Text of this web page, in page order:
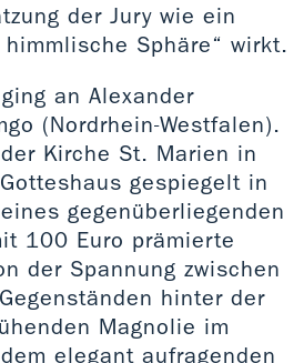
der Jury wie ein
Sphäre“ wirkt.
an Alexander
(Nordrhein-Westfalen).
Kirche St. Marien in
gespiegelt in
gegenüberliegenden
100 Euro prämierte
der Spannung zwischen
hinter der
Magnolie im
elegant aufragenden